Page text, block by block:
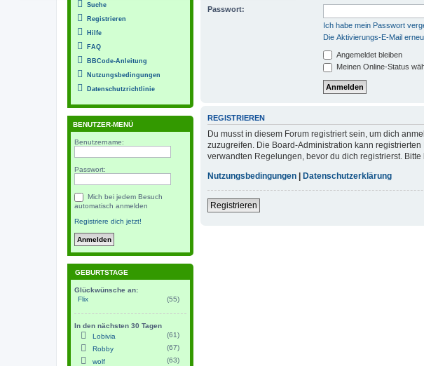
Passwort:
Ich habe mein Passwort
Die Aktivierungs-E-Mail
Angemeldet bleiben
Meinen Online-Status
REGISTRIEREN
Du musst in diesem Forum registriert sein, um dich
zuzugreifen. Die Board-Administration kann
verwandten Regelungen, bevor du dich registrierst.
Nutzungsbedingungen
Datenschutzerklärung
Registrieren
Suche
Registrieren
Hilfe
FAQ
BBCode-Anleitung
Nutzungsbedingungen
Datenschutzrichtlinie
BENUTZER-MENÜ
Benutzername:
Passwort:
Mich bei jedem Besuch
automatisch anmelden
Registriere dich jetzt!
GEBURTSTAGE
Glückwünsche an:
Flix
(55)
In den nächsten 30 Tagen
Lobivia
(61)
Robby
(67)
wolf
(63)